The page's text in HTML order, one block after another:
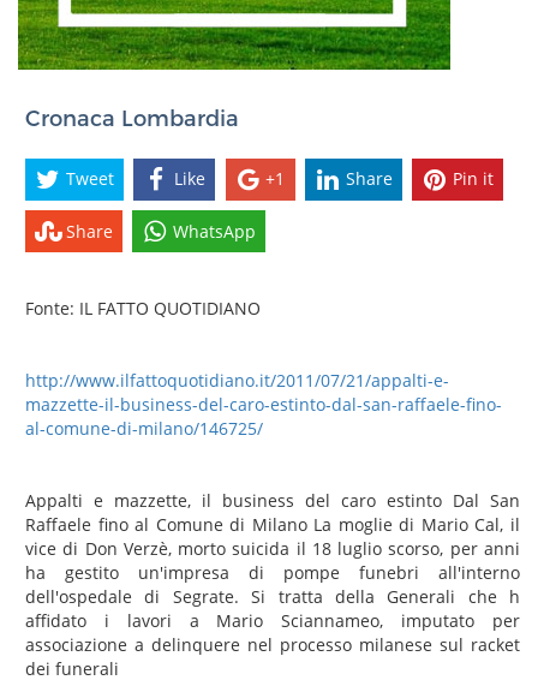
Cronaca Lombardia
Tweet Like +1 Share Pin it
Share WhatsApp
Fonte: IL FATTO QUOTIDIANO
http://www.ilfattoquotidiano.it/2011/07/21/appalti-e-
mazzette-il-business-del-caro-estinto-dal-san-raffaele-fino-
al-comune-di-milano/146725/
Appalti e mazzette, il business del caro estinto Dal San
Raffaele fino al Comune di Milano La moglie di Mario Cal, il
vice di Don Verzè, morto suicida il 18 luglio scorso, per anni
ha gestito un'impresa di pompe funebri all'interno
dell'ospedale di Segrate. Si tratta della Generali che h
affidato i lavori a Mario Sciannameo, imputato per
associazione a delinquere nel processo milanese sul racket
dei funerali